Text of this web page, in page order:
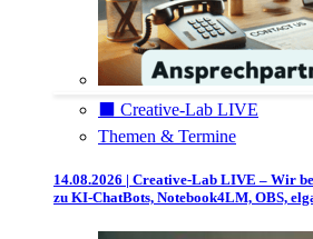
⬛️ Creative-Lab LIVE
Themen & Termine
14.08.2026 | Creative-Lab LIVE – Wir
zu KI-ChatBots, Notebook4LM, OBS,